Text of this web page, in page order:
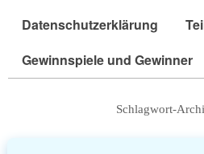
Datenschutzerklärung
Gewinnspiele und Gewinner
Schlagwort-